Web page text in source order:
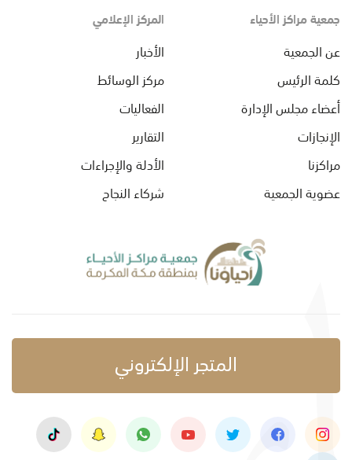
جمعية مراكز الأحياء
عن الجمعية
كلمة الرئيس
أعضاء مجلس الإدارة
الإنجازات
مراكزنا
عضوية الجمعية
المركز الإعلامي
الأخبار
مركز الوسائط
الفعاليات
التقارير
الأدلة والإجراءات
شركاء النجاح
المتجر الإلكتروني